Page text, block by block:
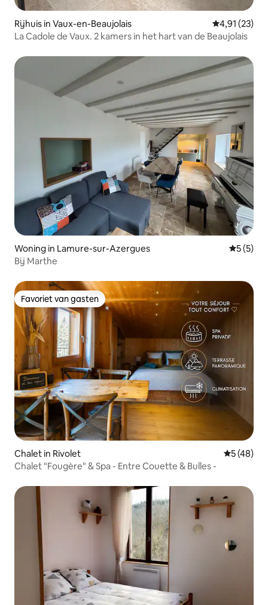
Rijhuis in Vaux-en-Beaujolais Gemiddelde
4,91 (23)
La Cadole de Vaux. 2 kamers in het hart van de Beaujolais
Woning in Lamure-sur-Azergues
5 (5)
Bij Marthe
Favoriet van gasten
Favoriet van gasten
Chalet in Rivolet
5 (48)
Chalet "Fougère" & Spa - Entre Couette & Bulles -